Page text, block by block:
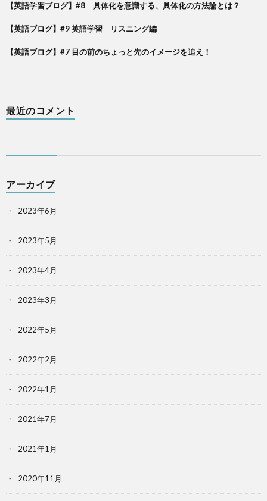
【英語学習ブログ】#8 具体化を意識する、具体化の方法論とは？
【英語ブログ】#9 英語学習 リスニング編
【英語ブログ】#7 目の前のちょっと先のイメージを追え！
最近のコメント
アーカイブ
2023年6月
2023年5月
2023年4月
2023年3月
2022年5月
2022年2月
2022年1月
2021年7月
2021年1月
2020年11月